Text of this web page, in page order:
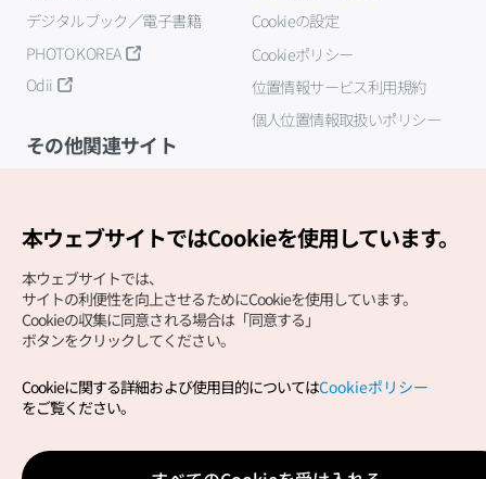
デジタルブック／電子書籍
PHOTO KOREA
Odii
Cookieの設定
Cookieポリシー
位置情報サービス利用規約
個人位置情報取扱いポリシー
その他関連サイト
Copyright (c) Korea Tourism Organization All Rights
サイトエラー報告公式メール
japanese@knto.or.kr
本ウェブサイトではCookieを使用しています。
本ウェブサイトでは、
サイトの利便性を向上させるためにCookieを使用しています。
Cookieの収集に同意される場合は「同意する」
ボタンをクリックしてください。
Cookieに関する詳細および使用目的についてはCookieポリシー
をご覧ください。